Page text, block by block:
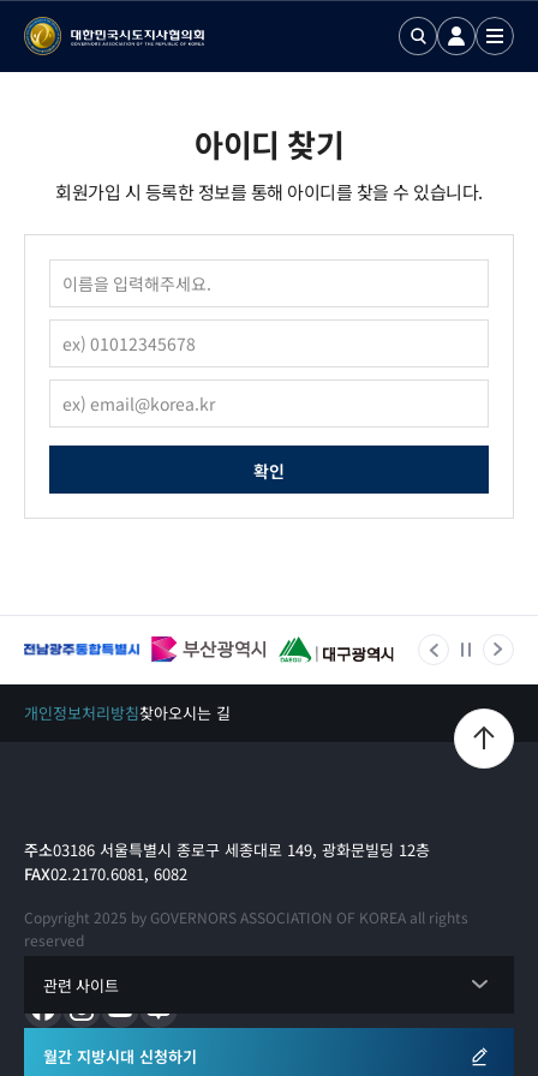
아이디 찾기
회원가입 시 등록한 정보를 통해 아이디를 찾을 수 있습니다.
확인
개인정보처리방침찾아오시는 길
관련 사이트
주소03186 서울특별시 종로구 세종대로 149, 광화문빌딩 12층
FAX02.2170.6081, 6082
Copyright 2025 by GOVERNORS ASSOCIATION OF KOREA all rights
reserved
월간 지방시대 신청하기